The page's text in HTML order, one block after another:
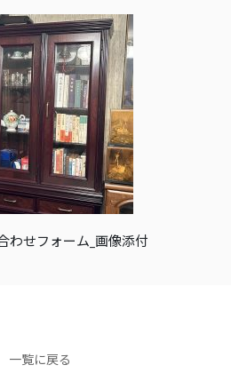
わせフォーム_画像添付
一覧に戻る